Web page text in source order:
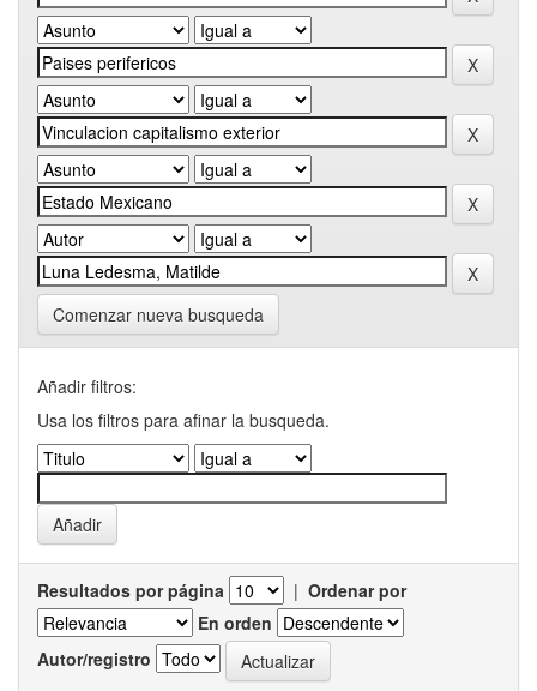
Comenzar nueva busqueda
Añadir filtros:
Usa los filtros para afinar la busqueda.
Resultados por página | Ordenar por
En orden
Autor/registro